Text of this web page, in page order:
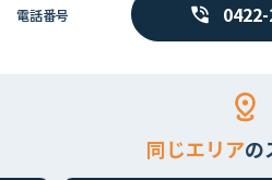
電話番号
同じエリアの